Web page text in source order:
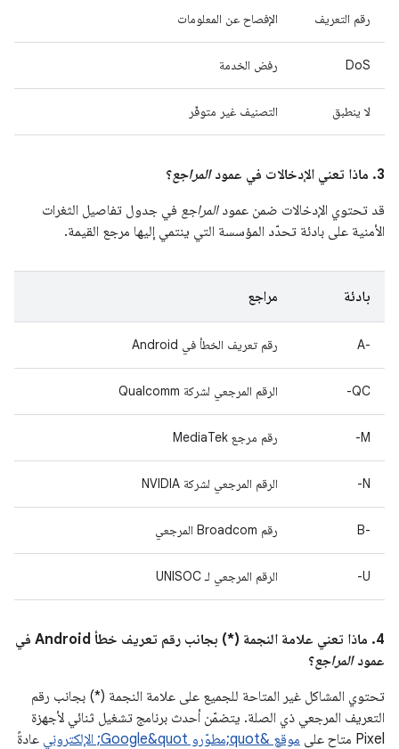
رقم التعريف الإفصاح عن المعلومات
DoS رفض الخدمة
لا ينطبق التصنيف غير متوفّر
3. ماذا تعني الإدخالات في عمود المراجع؟
قد تحتوي الإدخالات ضمن عمودالمراجع في جدول تفاصيل الثغرات
الأمنية على بادئة تحدّد المؤسسة التي ينتمي إليها مرجع القيمة.
بادئة مراجع
A-‎ رقم تعريف الخطأ في Android
QC- الرقم المرجعي لشركة Qualcomm
M- رقم مرجع MediaTek
N- الرقم المرجعي لشركة NVIDIA
B-‎ رقم Broadcom المرجعي
U- الرقم المرجعي لـ UNISOC
4. ماذا تعني علامة النجمة (*) بجانب رقم تعريف خطأ Android في
عمودالمراجع؟
تحتوي المشاكل غير المتاحة للجميع على علامة النجمة (*) بجانب رقم
التعريف المرجعي ذي الصلة. يتضمّن أحدث برنامج تشغيل ثنائي لأجهزة
Pixel متاح على
موقع &quot;مطوّرو Google&quot; الإلكتروني
عادةً